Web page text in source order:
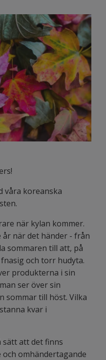
våra koreanska
när kylan kommer.
år när det händer - från
sommaren till att, på
och torr hudyta.
produkterna i sin
ser över sin
sommar till höst. Vilka
kvar i
sätt att det finns
omhändertagande